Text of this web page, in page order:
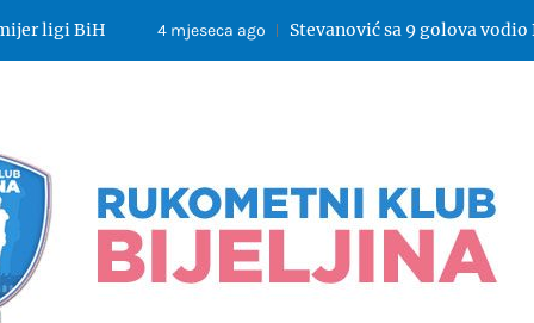
4 mjeseca ago Stevanović sa 9 golova vodio Bijeljinu